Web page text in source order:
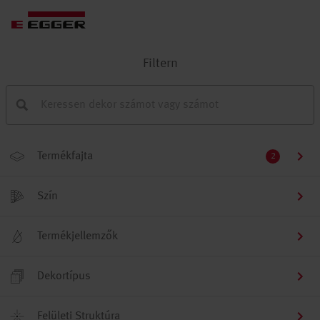
Filtern
Termékfajta 2
Szín
Termékjellemzők
Dekortípus
Felületi Struktúra